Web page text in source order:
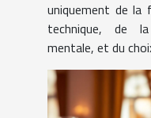
uniquement de la
technique, de
mentale, et du